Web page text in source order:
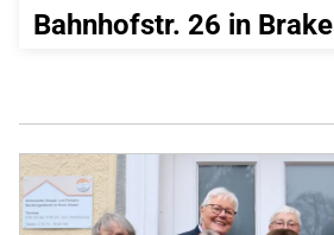
Bahnhofstr. 26 in Brakel